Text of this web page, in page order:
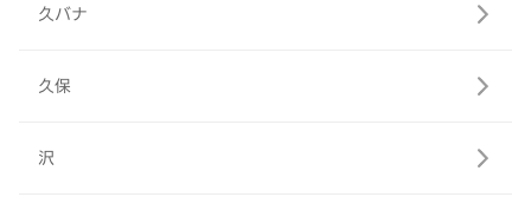
久バナ
久保
沢